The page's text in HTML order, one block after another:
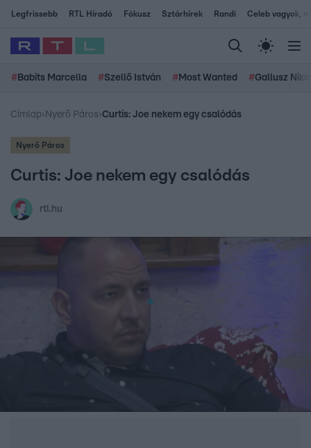
Legfrissebb RTL Híradó Fókusz Sztárhírek Randi Celeb vagyok,
# Babits Marcella #Szellő István # Most Wanted #Gallusz
Címlap› Nyerő Páros›Curtis: Joe nekem egy csalódás
Nyerő Páros
Curtis: Joe nekem egy csalódás
rtl.hu